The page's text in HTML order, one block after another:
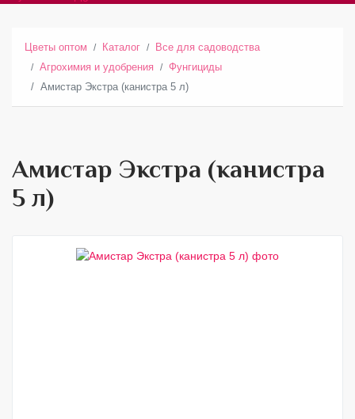
Цветы оптом Каталог
Все для садоводства
Агрохимия и удобрения
Фунгициды
Амистар Экстра (канистра 5 л)
Амистар Экстра (канистра
5 л)